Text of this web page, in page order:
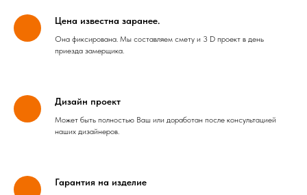
Цена известна заранее.
Она фиксирована. Мы составляем смету и 3 D проект в день
приезда замерщика.
Дизайн проект
Может быть полностью Ваш или доработан после консультацией
наших дизайнеров.
Гарантия на изделие